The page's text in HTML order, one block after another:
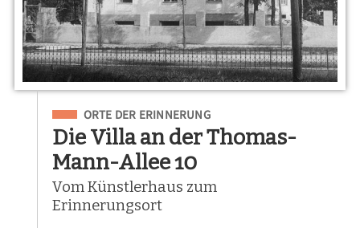
Eingeordnet unter
ORTE DER ERINNERUNG
Die Villa an der Thomas-
Mann-Allee 10
Vom Künstlerhaus zum
Erinnerungsort